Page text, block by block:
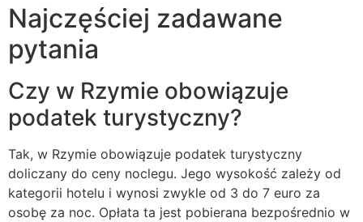
Najczęściej zadawane
pytania
Czy w Rzymie obowiązuje
podatek turystyczny?
Tak, w Rzymie obowiązuje podatek turystyczny
doliczany do ceny noclegu. Jego wysokość zależy od
kategorii hotelu i wynosi zwykle od 3 do 7 euro za
osobę za noc. Opłata ta jest pobierana bezpośrednio w